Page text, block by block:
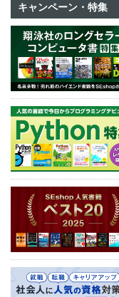
キャンペーン・特集